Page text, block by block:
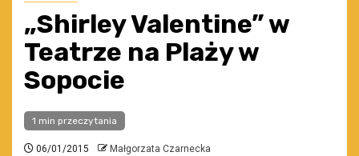
„Shirley Valentine” w
Teatrze na Plaży w
Sopocie
1 min przeczytania
06/01/2015 Małgorzata Czarnecka